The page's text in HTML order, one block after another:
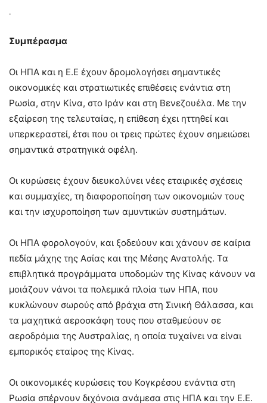
Συμπέρασμα
Οι ΗΠΑ και η Ε.Ε έχουν δρομολογήσει σημαντικές
οικονομικές και στρατιωτικές επιθέσεις ενάντια στη
Ρωσία, στην Κίνα, στο Ιράν και στη Βενεζουέλα. Με την
εξαίρεση της τελευταίας, η επίθεση έχει ηττηθεί και
υπερκεραστεί, έτσι που οι τρεις πρώτες έχουν σημειώσει
σημαντικά στρατηγικά οφέλη.
Οι κυρώσεις έχουν διευκολύνει νέες εταιρικές σχέσεις
και συμμαχίες, τη διαφοροποίηση των οικονομιών τους
και την ισχυροποίηση των αμυντικών συστημάτων.
Οι ΗΠΑ φορολογούν, και ξοδεύουν και χάνουν σε καίρια
πεδία μάχης της Ασίας και της Μέσης Ανατολής. Τα
επιβλητικά προγράμματα υποδομών της Κίνας κάνουν να
μοιάζουν νάνοι τα πολεμικά πλοία των ΗΠΑ, που
κυκλώνουν σωρούς από βράχια στη Σινική Θάλασσα, και
τα μαχητικά αεροσκάφη τους που σταθμεύουν σε
αεροδρόμια της Αυστραλίας, η οποία τυχαίνει να είναι
εμπορικός εταίρος της Κίνας.
Οι οικονομικές κυρώσεις του Κογκρέσου ενάντια στη
Ρωσία σπέρνουν διχόνοια ανάμεσα στις ΗΠΑ και την Ε.Ε.